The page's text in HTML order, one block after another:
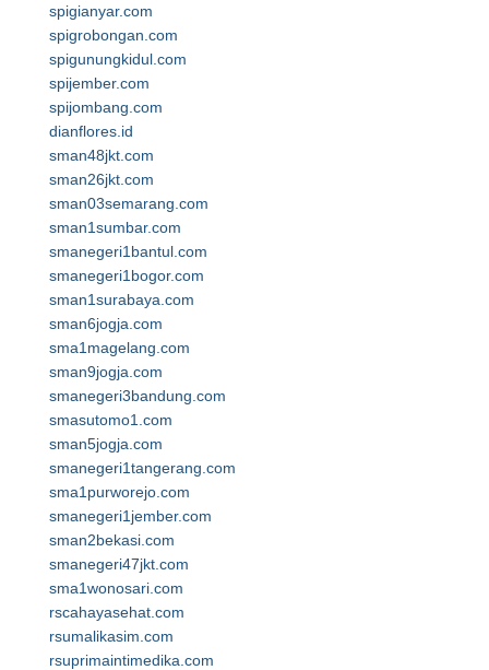
spigianyar.com
spigrobongan.com
spigunungkidul.com
spijember.com
spijombang.com
dianflores.id
sman48jkt.com
sman26jkt.com
sman03semarang.com
sman1sumbar.com
smanegeri1bantul.com
smanegeri1bogor.com
sman1surabaya.com
sman6jogja.com
sma1magelang.com
sman9jogja.com
smanegeri3bandung.com
smasutomo1.com
sman5jogja.com
smanegeri1tangerang.com
sma1purworejo.com
smanegeri1jember.com
sman2bekasi.com
smanegeri47jkt.com
sma1wonosari.com
rscahayasehat.com
rsumalikasim.com
rsuprimaintimedika.com